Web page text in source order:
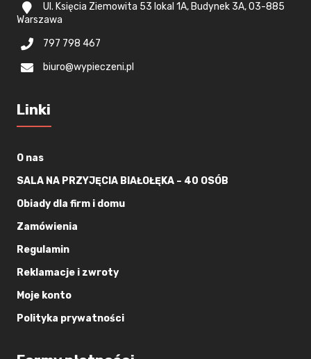
Ul. Księcia Ziemowita 53 lokal 1A, Budynek 3A, 03-885
Warszawa
797 798 467
biuro@wypieczeni.pl
Linki
O nas
SALA NA PRZYJĘCIA BIAŁOŁĘKA – 40 OSÓB
Obiady dla firm i domu
Zamówienia
Regulamin
Reklamacje i zwroty
Moje konto
Polityka prywatności